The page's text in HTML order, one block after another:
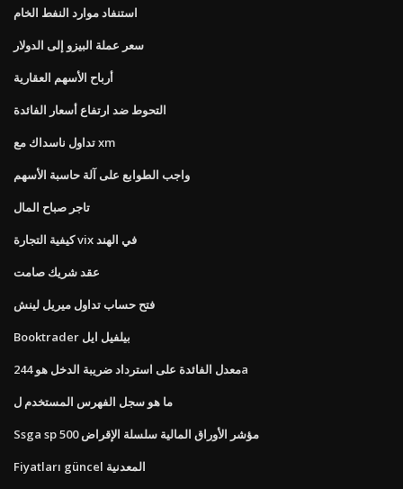
استنفاد موارد النفط الخام
سعر عملة البيزو إلى الدولار
أرباح الأسهم العقارية
التحوط ضد ارتفاع أسعار الفائدة
تداول ناسداك مع xm
واجب الطوابع على آلة حاسبة الأسهم
تاجر صباح المال
كيفية التجارة vix في الهند
عقد شريك صامت
فتح حساب تداول ميريل لينش
Booktrader بيلفيل ايل
معدل الفائدة على استرداد ضريبة الدخل هو 244a
ما هو سجل الفهرس المستخدم ل
Ssga sp 500 مؤشر الأوراق المالية سلسلة الإقراض
Fiyatları güncel المعدنية